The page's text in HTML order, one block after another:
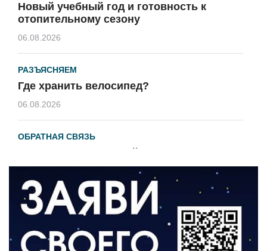
Новый учебный год и готовность к
отопительному сезону
06.08.2026
РАЗЪЯСНЯЕМ
Где хранить велосипед?
06.08.2026
ОБРАТНАЯ СВЯЗЬ
Администрация онлайн
ВЛАСТЬ
День памяти и «Симфония народов»
06.08.2026